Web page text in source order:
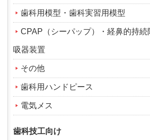
歯科用模型・歯科実習用模型
CPAP（シーパップ）・経鼻的持
吸器装置
その他
歯科用ハンドピース
電気メス
歯科技工向け